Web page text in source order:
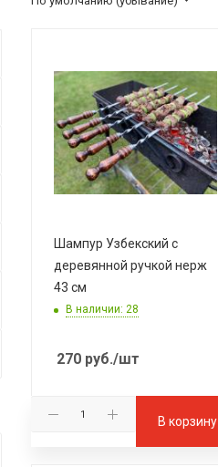
Шампур Узбекский с
деревянной ручкой нерж
43 см
В наличии: 28
270 руб./шт
В корзину